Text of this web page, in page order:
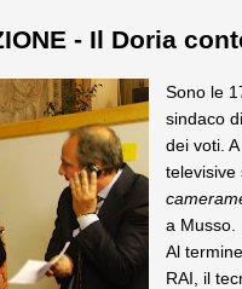
- Il Doria
Sono le
sindaco
dei voti.
a Musso.
Al
RAI, il